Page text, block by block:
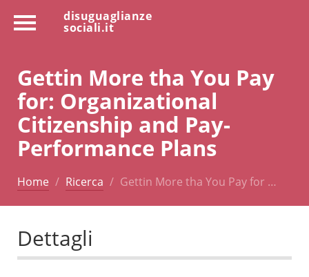
disuguaglianze
sociali.it
Gettin More tha You Pay
for: Organizational
Citizenship and Pay-
Performance Plans
Home Ricerca Gettin More tha You Pay for …
Dettagli